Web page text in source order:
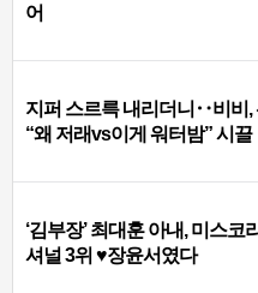
어
지퍼 스르륵 내리더니‥비비,
“왜 저래vs이게 워터밤” 시끌
‘김부장’ 최대훈 아내, 미스코
셔널 3위 ♥장윤서였다